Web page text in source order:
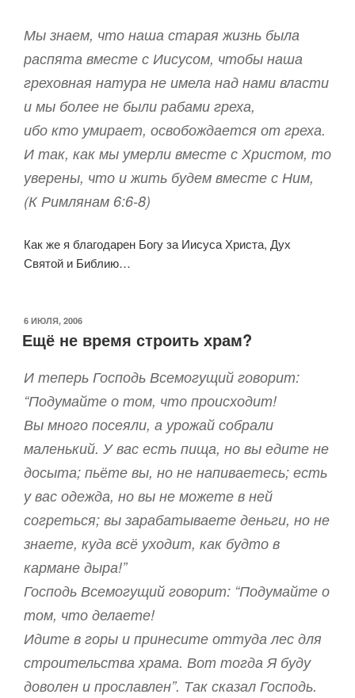
Мы знаем, что наша старая жизнь была
распята вместе с Иисусом, чтобы наша
греховная натура не имела над нами власти
и мы более не были рабами греха,
ибо кто умирает, освобождается от греха.
И так, как мы умерли вместе с Христом, то
уверены, что и жить будем вместе с Ним,
(К Римлянам 6:6-8)
Как же я благодарен Богу за Иисуса Христа, Дух
Святой и Библию…
ОПУБЛИКОВАНО
6 ИЮЛЯ, 2006
Ещё не время строить храм?
И теперь Господь Всемогущий говорит:
“Подумайте о том, что происходит!
Вы много посеяли, а урожай собрали
маленький. У вас есть пища, но вы едите не
досыта; пьёте вы, но не напиваетесь; есть
у вас одежда, но вы не можете в ней
согреться; вы зарабатываете деньги, но не
знаете, куда всё уходит, как будто в
кармане дыра!”
Господь Всемогущий говорит: “Подумайте о
том, что делаете!
Идите в горы и принесите оттуда лес для
строительства храма. Вот тогда Я буду
доволен и прославлен”. Так сказал Господь.